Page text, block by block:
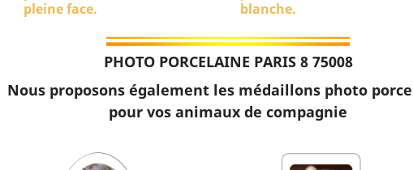
pleine face.
blanche.
PHOTO PORCELAINE PARIS 8 75008
Nous proposons également les médaillons photo
pour vos animaux de compagnie